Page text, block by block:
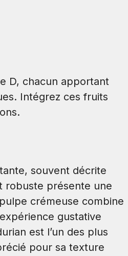
D, chacun apportant
Intégrez ces fruits
souvent décrite
robuste présente une
crémeuse combine
gustative
est l’un des plus
pour sa texture